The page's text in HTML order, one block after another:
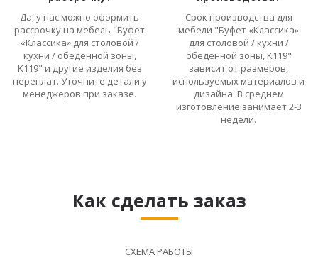
Да, у нас можно оформить
рассрочку на мебель "Буфет
«Классика» для столовой /
кухни / обеденной зоны,
K119" и другие изделия без
переплат. Уточните детали у
менеджеров при заказе.
Срок производства для
мебели "Буфет «Классика»
для столовой / кухни /
обеденной зоны, K119"
зависит от размеров,
используемых материалов и
дизайна. В среднем
изготовление занимает 2-3
недели.
Как сделать заказ
СХЕМА РАБОТЫ